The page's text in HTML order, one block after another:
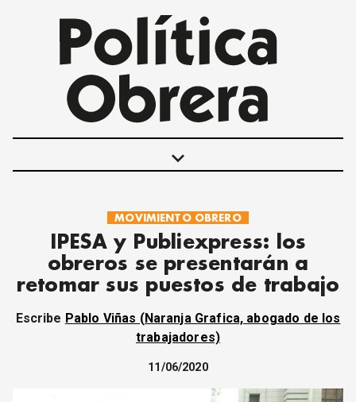
keyboard_arrow_down
POLÍTICAS
INTERNACIONALES
MOVIMIENTO OBRERO
MUJER
SOCIEDAD Y CULTURA
JUVENTUD
CORREO DE LECTORES
MOVIMIENTO OBRERO
IPESA y Publiexpress: los
obreros se presentarán a
retomar sus puestos de trabajo
Escribe Pablo Viñas (Naranja Grafica, abogado de los
trabajadores)
11/06/2020